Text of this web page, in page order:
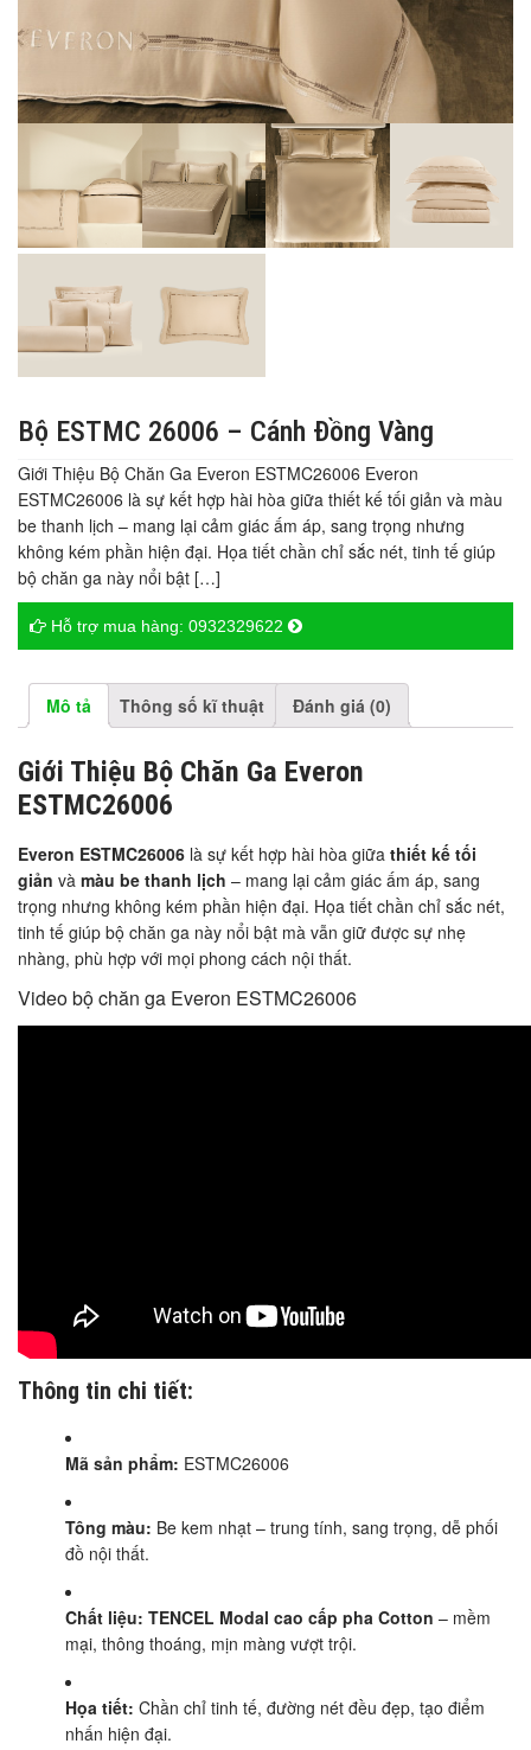
Bộ ESTMC 26006 – Cánh Đồng Vàng
Giới Thiệu Bộ Chăn Ga Everon ESTMC26006 Everon
ESTMC26006 là sự kết hợp hài hòa giữa thiết kế tối giản và màu
be thanh lịch – mang lại cảm giác ấm áp, sang trọng nhưng
không kém phần hiện đại. Họa tiết chần chỉ sắc nét, tinh tế giúp
bộ chăn ga này nổi bật […]
Hỗ trợ mua hàng: 0932329622
Mô tả Thông số kĩ thuật Đánh giá (0)
Giới Thiệu Bộ Chăn Ga Everon
ESTMC26006
Everon ESTMC26006 là sự kết hợp hài hòa giữa thiết kế tối
giản và màu be thanh lịch – mang lại cảm giác ấm áp, sang
trọng nhưng không kém phần hiện đại. Họa tiết chần chỉ sắc nét,
tinh tế giúp bộ chăn ga này nổi bật mà vẫn giữ được sự nhẹ
nhàng, phù hợp với mọi phong cách nội thất.
Video bộ chăn ga Everon ESTMC26006
Thông tin chi tiết:
Mã sản phẩm: ESTMC26006
Tông màu: Be kem nhạt – trung tính, sang trọng, dễ phối
đồ nội thất.
Chất liệu: TENCEL Modal cao cấp pha Cotton – mềm
mại, thông thoáng, mịn màng vượt trội.
Họa tiết: Chần chỉ tinh tế, đường nét đều đẹp, tạo điểm
nhấn hiện đại.